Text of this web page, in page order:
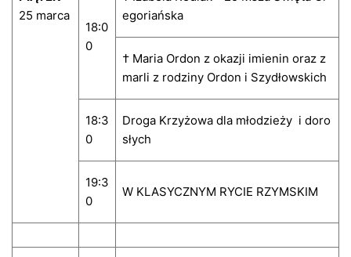
25 marca
18:0
0
egoriańska
† Maria Ordon z okazji imienin oraz z
marli z rodziny Ordon i Szydłowskich
18:3
0
Droga Krzyżowa dla młodzieży i doro
słych
19:3
0
W KLASYCZNYM RYCIE RZYMSKIM